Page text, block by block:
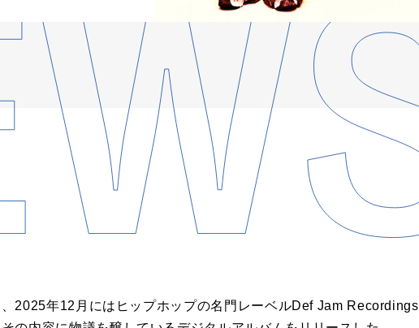
2025年12月にはヒップホップの名門レーベルDef Jam Recordings